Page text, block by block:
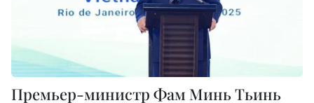
Премьер-министр Фам Минь Тьинь